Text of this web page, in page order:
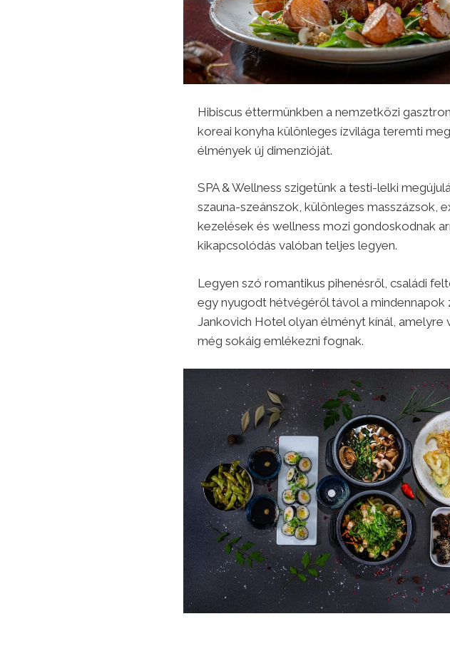
Hibiscus éttermünkben a nemzetközi
koreai konyha különleges ízvilága teremti
élmények új dimenzióját.
SPA & Wellness szigetünk a testi-lelki
szauna-szeánszok, különleges masszázsok,
kezelések és wellness mozi gondoskodnak
kikapcsolódás valóban teljes legyen.
Legyen szó romantikus pihenésről, családi
egy nyugodt hétvégéről távol a mindennapok
Jankovich Hotel olyan élményt kínál, amelyre
még sokáig emlékezni fognak.